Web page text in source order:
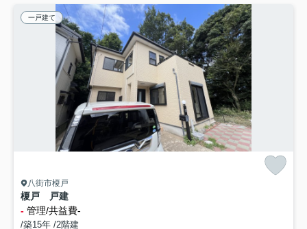
一戸建て
八街市榎戸
榎戸 戸建
- 管理/共益費-
/築15年 /2階建